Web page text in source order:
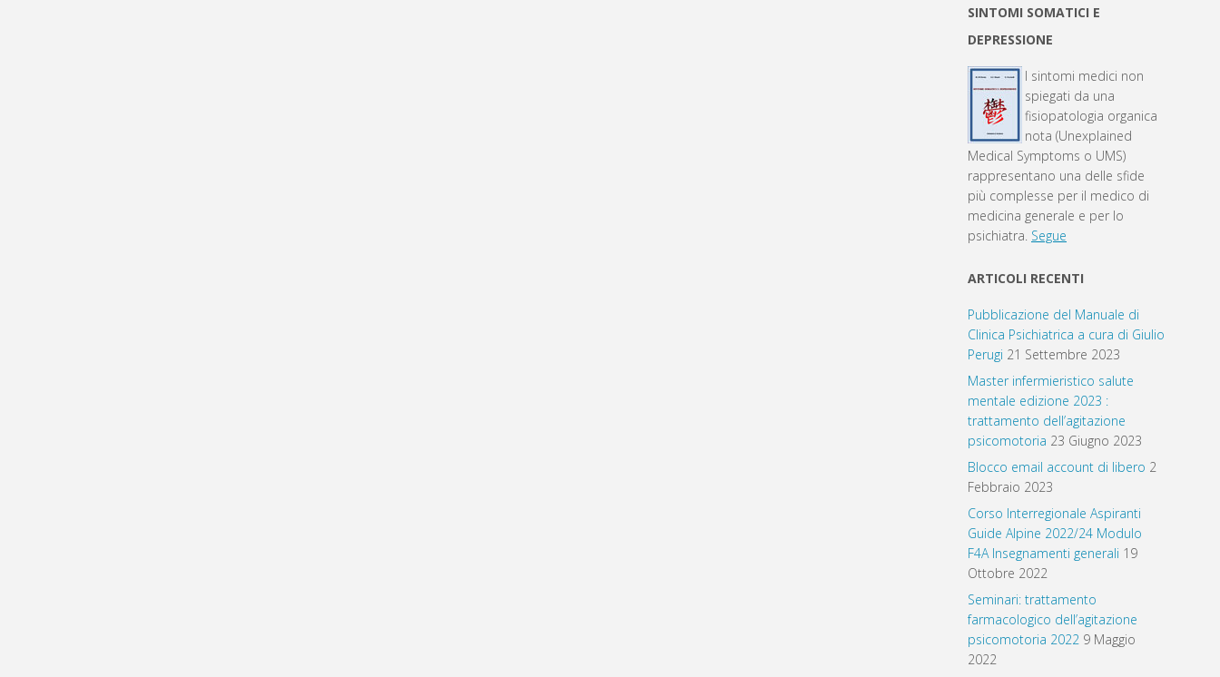
SINTOMI SOMATICI E
DEPRESSIONE
I sintomi medici non
spiegati da una
fisiopatologia organica
nota (Unexplained
Medical Symptoms o UMS)
rappresentano una delle sfide
più complesse per il medico di
medicina generale e per lo
psichiatra. Segue
ARTICOLI RECENTI
Pubblicazione del Manuale di
Clinica Psichiatrica a cura di Giulio
Perugi 21 Settembre 2023
Master infermieristico salute
mentale edizione 2023 :
trattamento dell’agitazione
psicomotoria 23 Giugno 2023
Blocco email account di libero 2
Febbraio 2023
Corso Interregionale Aspiranti
Guide Alpine 2022/24 Modulo
F4A Insegnamenti generali 19
Ottobre 2022
Seminari: trattamento
farmacologico dell’agitazione
psicomotoria 2022 9 Maggio
2022